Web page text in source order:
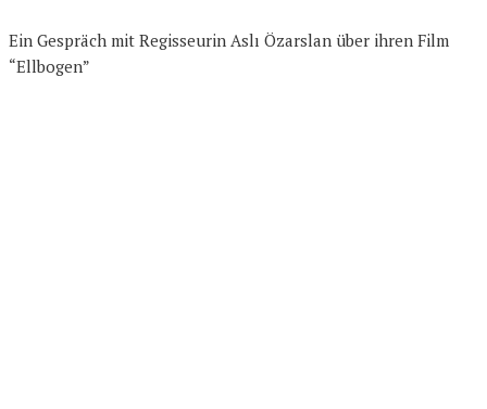
Ein Gespräch mit Regisseurin Aslı Özarslan über ihren Film
“Ellbogen”